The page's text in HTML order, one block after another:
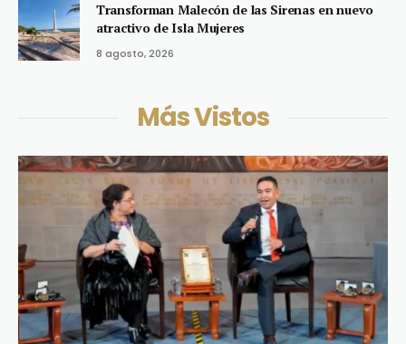
Transforman Malecón de las Sirenas en nuevo
atractivo de Isla Mujeres
8 agosto, 2026
Más Vistos